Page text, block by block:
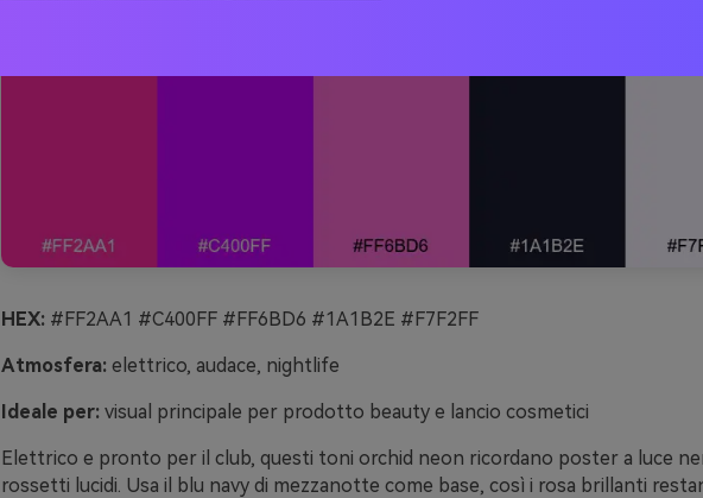
HEX:#FF2AA1 #C400FF #FF6BD6 #1A1B2E #F7F2FF
Atmosfera:elettrico, audace, nightlife
Ideale per:visual principale per prodotto beauty e lancio cosmetici
Elettrico e pronto per il club, questi toni orchid neon ricordano poster a luce
rossetti lucidi. Usa il blu navy di mezzanotte come base, così i rosa brillanti